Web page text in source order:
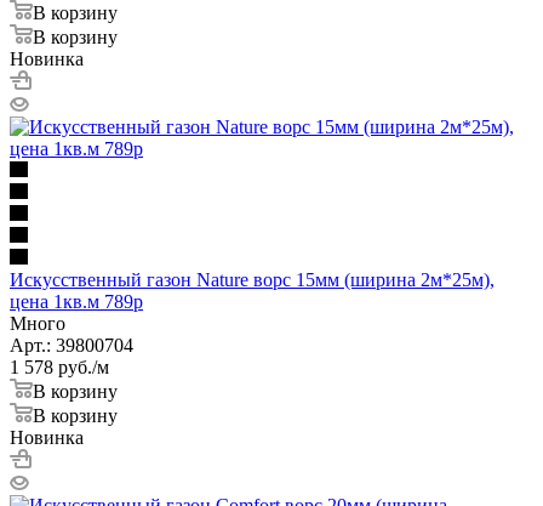
В корзину
В корзину
Новинка
Искусственный газон Nature ворс 15мм (ширина 2м*25м),
цена 1кв.м 789р
Много
Арт.: 39800704
1 578 руб./м
В корзину
В корзину
Новинка